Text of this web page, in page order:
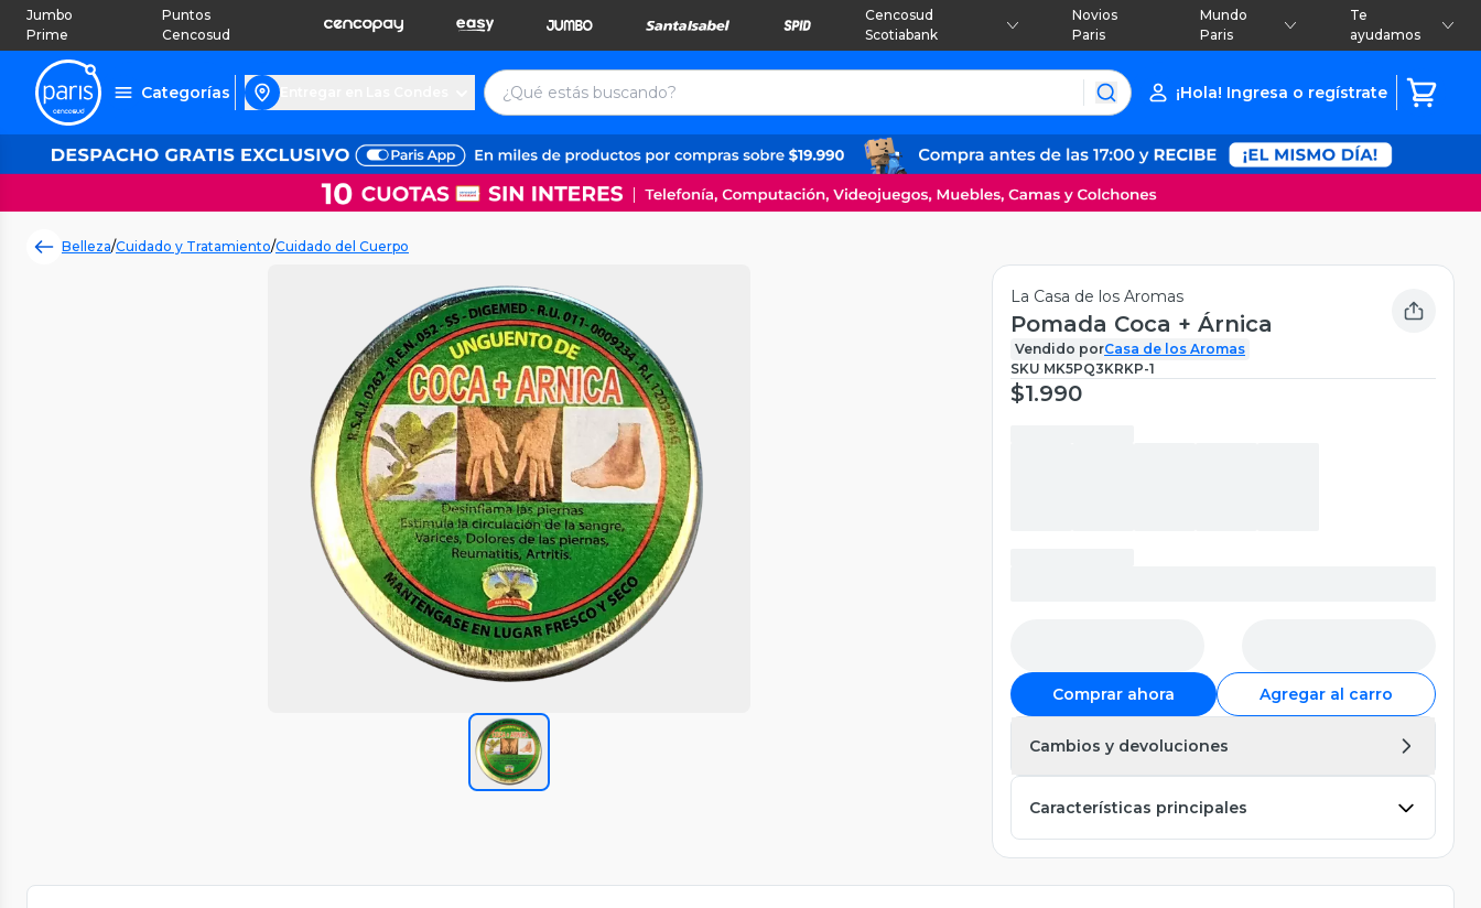
Jumbo
Prime
Puntos
Cencosud
Cencosud
Scotiabank
Novios
Paris
Mundo
Paris
Te
ayudamos
Categorías ¡Hola! Ingresa o regístrate
Belleza/Cuidado y Tratamiento/Cuidado del Cuerpo
La Casa de los Aromas
Pomada Coca + Árnica
Vendido porCasa de los Aromas
SKU MK5PQ3KRKP-1
$1.990
Comprar ahora Agregar al carro
Cambios y devoluciones
Características principales